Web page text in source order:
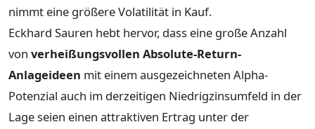
nimmt eine größere Volatilität in Kauf.
Eckhard Sauren hebt hervor, dass eine große Anzahl
von verheißungsvollen Absolute-Return-
Anlageideen mit einem ausgezeichneten Alpha-
Potenzial auch im derzeitigen Niedrigzinsumfeld in der
Lage seien einen attraktiven Ertrag unter der